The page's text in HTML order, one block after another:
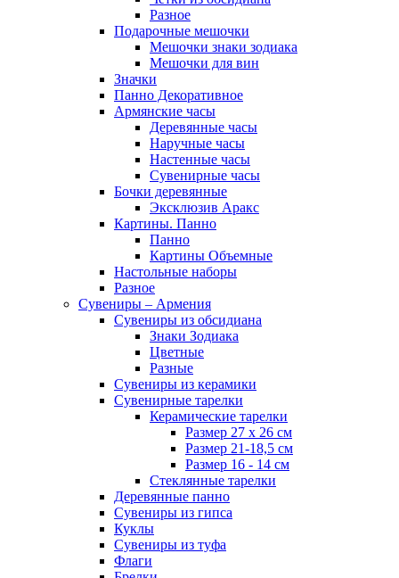
Разное
Подарочные мешочки
Мешочки знаки зодиака
Мешочки для вин
Значки
Панно Декоративное
Армянские часы
Деревянные часы
Наручные часы
Настенные часы
Сувенирные часы
Бочки деревянные
Эксклюзив Аракс
Картины. Панно
Панно
Картины Объемные
Настольные наборы
Разное
Сувениры – Армения
Сувениры из обсидиана
Знаки Зодиака
Цветные
Разные
Сувениры из керамики
Сувенирные тарелки
Керамические тарелки
Размер 27 х 26 см
Размер 21-18,5 см
Размер 16 - 14 см
Стеклянные тарелки
Деревянные панно
Сувениры из гипса
Куклы
Сувениры из туфа
Флаги